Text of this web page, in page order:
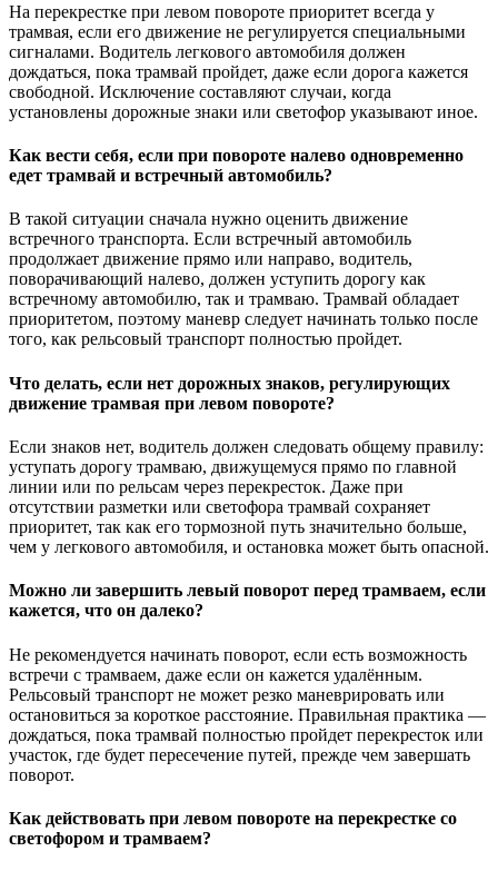
На перекрестке при левом повороте приоритет всегда у
трамвая, если его движение не регулируется специальными
сигналами. Водитель легкового автомобиля должен
дождаться, пока трамвай пройдет, даже если дорога кажется
свободной. Исключение составляют случаи, когда
установлены дорожные знаки или светофор указывают иное.
Как вести себя, если при повороте налево одновременно
едет трамвай и встречный автомобиль?
В такой ситуации сначала нужно оценить движение
встречного транспорта. Если встречный автомобиль
продолжает движение прямо или направо, водитель,
поворачивающий налево, должен уступить дорогу как
встречному автомобилю, так и трамваю. Трамвай обладает
приоритетом, поэтому маневр следует начинать только после
того, как рельсовый транспорт полностью пройдет.
Что делать, если нет дорожных знаков, регулирующих
движение трамвая при левом повороте?
Если знаков нет, водитель должен следовать общему правилу:
уступать дорогу трамваю, движущемуся прямо по главной
линии или по рельсам через перекресток. Даже при
отсутствии разметки или светофора трамвай сохраняет
приоритет, так как его тормозной путь значительно больше,
чем у легкового автомобиля, и остановка может быть опасной.
Можно ли завершить левый поворот перед трамваем, если
кажется, что он далеко?
Не рекомендуется начинать поворот, если есть возможность
встречи с трамваем, даже если он кажется удалённым.
Рельсовый транспорт не может резко маневрировать или
остановиться за короткое расстояние. Правильная практика —
дождаться, пока трамвай полностью пройдет перекресток или
участок, где будет пересечение путей, прежде чем завершать
поворот.
Как действовать при левом повороте на перекрестке со
светофором и трамваем?